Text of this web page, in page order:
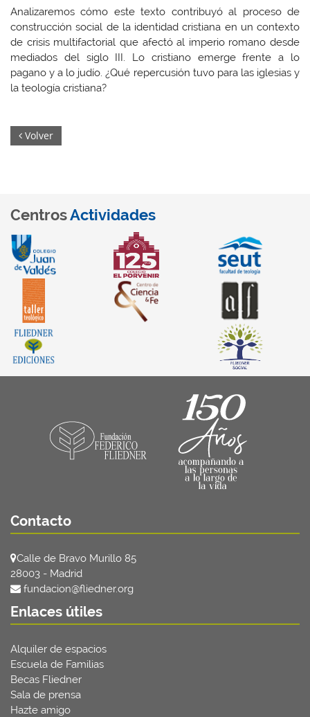
Analizaremos cómo este texto contribuyó al proceso de
construcción social de la identidad cristiana en un contexto
de crisis multifactorial que afectó al imperio romano desde
mediados del siglo III. Lo cristiano emerge frente a lo
pagano y a lo judío. ¿Qué repercusión tuvo para las iglesias y
la teología cristiana?
Volver
CentrosActividades
Contacto
Calle de Bravo Murillo 85
28003 - Madrid
fundacion@fliedner.org
Enlaces útiles
Alquiler de espacios
Escuela de Familias
Becas Fliedner
Sala de prensa
Hazte amigo